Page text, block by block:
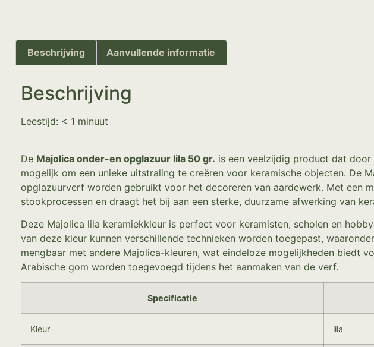
Beschrijving Aanvullende informatie
Beschrijving
Leestijd: < 1 minuut
De Majolica onder-en opglazuur lila 50 gr. is een veelzijdig product dat
mogelijk om een unieke uitstraling te creëren voor keramische objecten. De
opglazuurverf worden gebruikt voor het decoreren van aardewerk. Met een
stookprocessen en draagt het bij aan een sterke, duurzame afwerking van
Deze Majolica lila keramiekkleur is perfect voor keramisten, scholen en
van deze kleur kunnen verschillende technieken worden toegepast,
mengbaar met andere Majolica-kleuren, wat eindeloze mogelijkheden biedt
Arabische gom worden toegevoegd tijdens het aanmaken van de verf.
Specificatie
Kleur lila